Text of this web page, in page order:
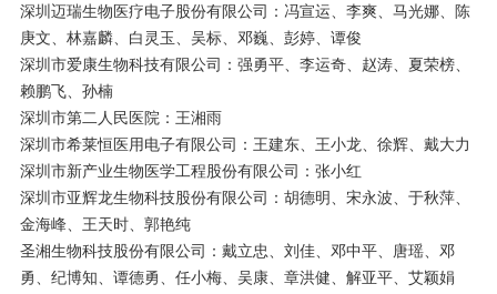
深圳迈瑞生物医疗电子股份有限公司：冯宣运、李爽、马光娜、陈
庚文、林嘉麟、白灵玉、吴标、邓巍、彭婷、谭俊
深圳市爱康生物科技有限公司：强勇平、李运奇、赵涛、夏荣榜、
赖鹏飞、孙楠
深圳市第二人民医院：王湘雨
深圳市希莱恒医用电子有限公司：王建东、王小龙、徐辉、戴大力
深圳市新产业生物医学工程股份有限公司：张小红
深圳市亚辉龙生物科技股份有限公司：胡德明、宋永波、于秋萍、
金海峰、王天时、郭艳纯
圣湘生物科技股份有限公司：戴立忠、刘佳、邓中平、唐瑶、邓
勇、纪博知、谭德勇、任小梅、吴康、章洪健、解亚平、艾颖娟